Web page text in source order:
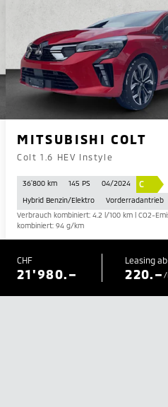
MITSUBISHI COLT
Colt 1.6 HEV Instyle
36'800 km 145 PS 04/2024 C
Hybrid Benzin/Elektro
Vorderradantrieb
Verbrauch kombiniert: 4.2 l/100 km | CO2-
kombiniert: 94 g/km
CHF
21'980.–
Leasing
220.– /